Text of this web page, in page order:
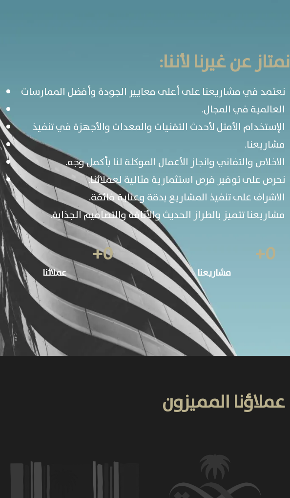
نمتاز عن غيرنا لأننا:
نعتمد في مشاريعنا على أعلى معايير الجودة وأفضل الممارسات
العالمية في المجال.
الإستخدام الأمثل لأحدث التقنيات والمعدات والأجهزة في تنفيذ
مشاريعنا.
الاخلاص والتفاني وانجاز الأعمال الموكلة لنا بأكمل وجه.
نحرص على توفير فرص استثمارية مثالية لعملائنا.
الاشراف على تنفيذ المشاريع بدقة وعناية فائقة.
مشاريعنا تتميز بالطراز الحديث والأناقة والتصاميم الجذابة.
مشاريعنا
0
+
عملائنا
0
+
عملاؤنا المميزون